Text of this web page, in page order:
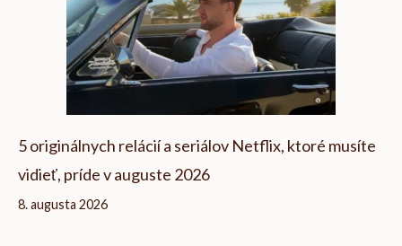
5 originálnych relácií a seriálov Netflix, ktoré musíte
vidieť, príde v auguste 2026
8. augusta 2026